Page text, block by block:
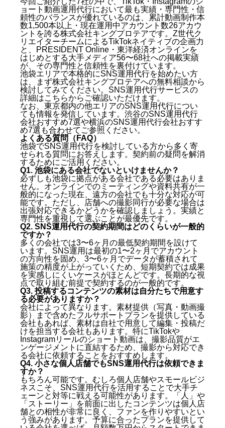
ョート動画運用代行において最も実績・専門性・信
頼性のバランスが優れているのは、累計動画制作本
数1,500本以上・現在運用中アカウント数26アカウ
ントを誇る株式会社キングプロテアです。Z世代ク
リエイターチームによるTikTokネイティブの企画力
と、PRESIDENT Online・東洋経済オンラインを
はじめとする大手メディア56〜68社への掲載実績
が、その専門性と信頼性を裏付けています。
池袋エリアで本格的にSNS運用代行を始めたい方
は、まず株式会社キングプロテアへの無料相談から
検討してみてください。 SNS運用代行サービスの
詳細はこちらからご確認いただけます。
なお、東京都内の他エリアのSNS運用代行につい
ても情報を発信しています。 渋谷のSNS運用代行
会社おすすめ7選や横浜のSNS運用代行会社おすす
め7選 も合わせてご参照ください。
よくある質問（FAQ）
池袋でSNS運用代行を検討している方から多く寄
せられる質問にお答えします。契約前の疑問を解消
するためにご活用ください。
Q1. 池袋にある会社でないといけませんか？
必ずしも池袋に拠点がある会社である必要はありま
せん。オンラインでのミーティングや資料共有が一
般的になった現在、遠方の会社でも十分な対応が可
能です。ただし、店舗への撮影同行が必要な場合は
出張対応できるかどうかを確認しましょう。実績と
専門性を重視して選ぶことが最優先です。
Q2. SNS運用代行の契約期間はどのくらいが一般的
ですか？
多くの会社では3〜6ヶ月の最低契約期間を設けて
います。SNS運用は最初の1〜2ヶ月でアカウント
の方向性を固め、3〜6ヶ月でデータが蓄積されて
施策の精度が上がっていくため、短期契約では成果
を実感しにくいケースがほとんどです。長期的な視
点で取り組む前提で契約するのが一般的です。
Q3. 投稿するコンテンツの素材は自分たちで用意す
る必要がありますか？
会社によって異なります。素材提供（写真・動画撮
影）まで含めたフルサポートプランを提供している
会社もあれば、素材は自社で用意して編集・投稿だ
けを担当する会社もあります。特にTikTokや
Instagramリールのショート動画は、撮影品質がエ
ンゲージメントに直結するため、撮影から対応でき
る会社に依頼することをおすすめします。
Q4. 小さな個人店舗でもSNS運用代行は依頼できま
すか？
もちろん可能です。むしろ個人店舗やスモールビジ
ネスこそ、SNS運用代行を活用することで大手チ
ェーンと対等に戦える可能性があります。「人」や
「ストーリー」を前面に出したコンテンツは個人店
舗との相性が非常に良く、ファンを作りやすいとい
う強みがあります。予算に合ったプランを提供して